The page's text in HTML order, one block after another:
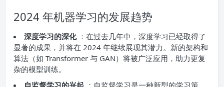
2024 年机器学习的发展趋势
深度学习的深化 ：在过去几年中，深度学习已经取得了
显著的成果，并将在 2024 年继续展现其潜力。新的架构和
算法（如 Transformer 与 GAN）将被广泛应用，助力更复
杂的模型训练。
自监督学习的兴起 ：自监督学习是一种新型的学习策